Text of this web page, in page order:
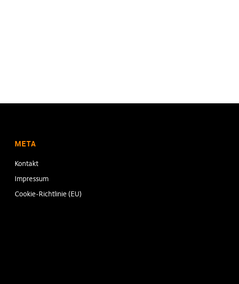
META
Kontakt
Impressum
Cookie-Richtlinie (EU)